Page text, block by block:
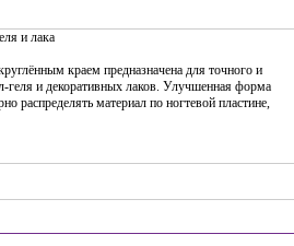
и лака
краем предназначена для точного и
геля и декоративных лаков. Улучшенная форма
распределять материал по ногтевой пластине,